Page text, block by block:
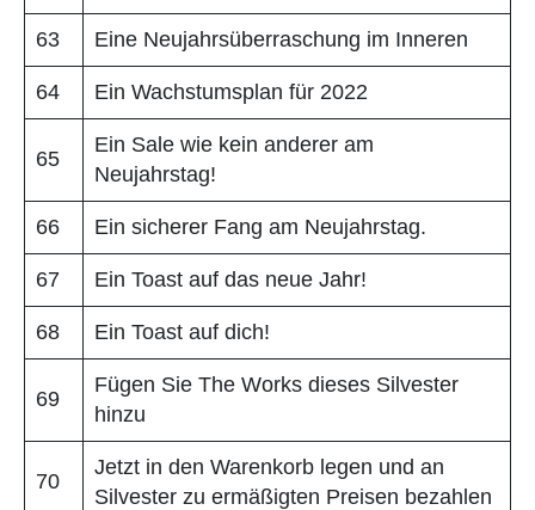
63 Eine Neujahrsüberraschung im Inneren
64 Ein Wachstumsplan für 2022
65
Ein Sale wie kein anderer am
Neujahrstag!
66 Ein sicherer Fang am Neujahrstag.
67 Ein Toast auf das neue Jahr!
68 Ein Toast auf dich!
69
Fügen Sie The Works dieses Silvester
hinzu
70
Jetzt in den Warenkorb legen und an
Silvester zu ermäßigten Preisen bezahlen